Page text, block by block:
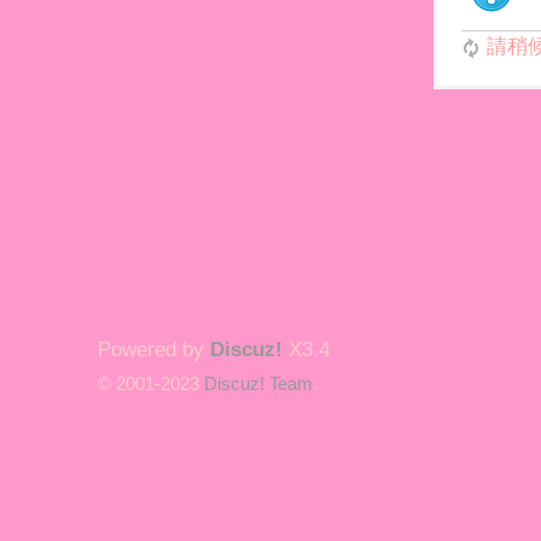
請稍
Powered by Discuz! X3.4
© 2001-2023 Discuz! Team.